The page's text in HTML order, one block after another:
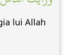
lui Allah